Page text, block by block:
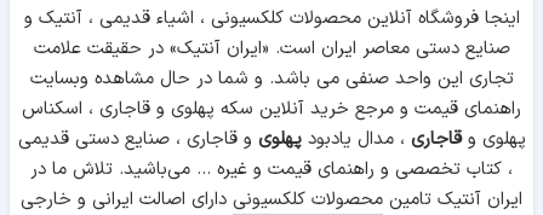
اینجا فروشگاه آنلاین محصولات کلکسیونی ، اشیاء قدیمی ، آنتیک و
صنایع دستی معاصر ایران است. «ایران آنتیک» در حقیقت علامت
تجاری این واحد صنفی می باشد. و شما در حال مشاهده وبسایت
راهنمای قیمت و مرجع خرید آنلاین سکه پهلوی و قاجاری ، اسکناس
پهلوی وقاجاری ، مدال یادبودپهلوی و قاجاری ، صنایع دستی قدیمی
، کتاب تخصصی و راهنمای قیمت و غیره ... می‌باشید. تلاش ما در
ایران آنتیک تامین محصولات کلکسیونی دارای اصالت ایرانی و خارجی